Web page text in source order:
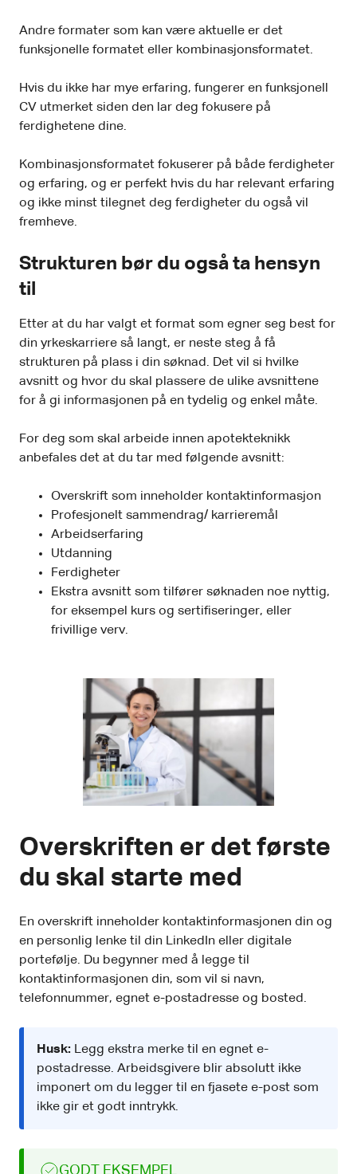
Andre formater som kan være aktuelle er det
funksjonelle formatet eller kombinasjonsformatet.
Hvis du ikke har mye erfaring, fungerer en funksjonell
CV utmerket siden den lar deg fokusere på
ferdighetene dine.
Kombinasjonsformatet fokuserer på både ferdigheter
og erfaring, og er perfekt hvis du har relevant erfaring
og ikke minst tilegnet deg ferdigheter du også vil
fremheve.
Strukturen bør du også ta hensyn
til
Etter at du har valgt et format som egner seg best for
din yrkeskarriere så langt, er neste steg å få
strukturen på plass i din søknad. Det vil si hvilke
avsnitt og hvor du skal plassere de ulike avsnittene
for å gi informasjonen på en tydelig og enkel måte.
For deg som skal arbeide innen apotekteknikk
anbefales det at du tar med følgende avsnitt:
Overskrift som inneholder kontaktinformasjon
Profesjonelt sammendrag/ karrieremål
Arbeidserfaring
Utdanning
Ferdigheter
Ekstra avsnitt som tilfører søknaden noe nyttig,
for eksempel kurs og sertifiseringer, eller
frivillige verv.
Overskriften er det første
du skal starte med
En overskrift inneholder kontaktinformasjonen din og
en personlig lenke til din LinkedIn eller digitale
portefølje. Du begynner med å legge til
kontaktinformasjonen din, som vil si navn,
telefonnummer, egnet e-postadresse og bosted.
Husk: Legg ekstra merke til en egnet e-
postadresse. Arbeidsgivere blir absolutt ikke
imponert om du legger til en fjasete e-post som
ikke gir et godt inntrykk.
GODT EKSEMPEL